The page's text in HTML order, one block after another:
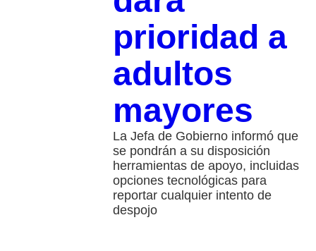
prioridad a
adultos
mayores
La Jefa de Gobierno informó que
se pondrán a su disposición
herramientas de apoyo, incluidas
opciones tecnológicas para
reportar cualquier intento de
despojo